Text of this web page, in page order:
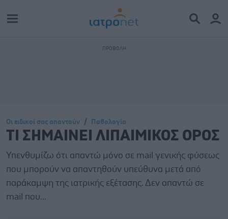
Οι ειδικοί σας απαντούν Παθολογία
ΤΙ ΣΗΜΑΙΝΕΙ ΛΙΠΑΙΜΙΚΟΣ ΟΡΟΣ
Υπενθυμίζω ότι απαντώ μόνο σε mail γενικής φύσεως
που μπορούν να απαντηθούν υπεύθυνα μετά από
παράκαμψη της ιατρικής εξέτασης. Δεν απαντώ σε
mail που...